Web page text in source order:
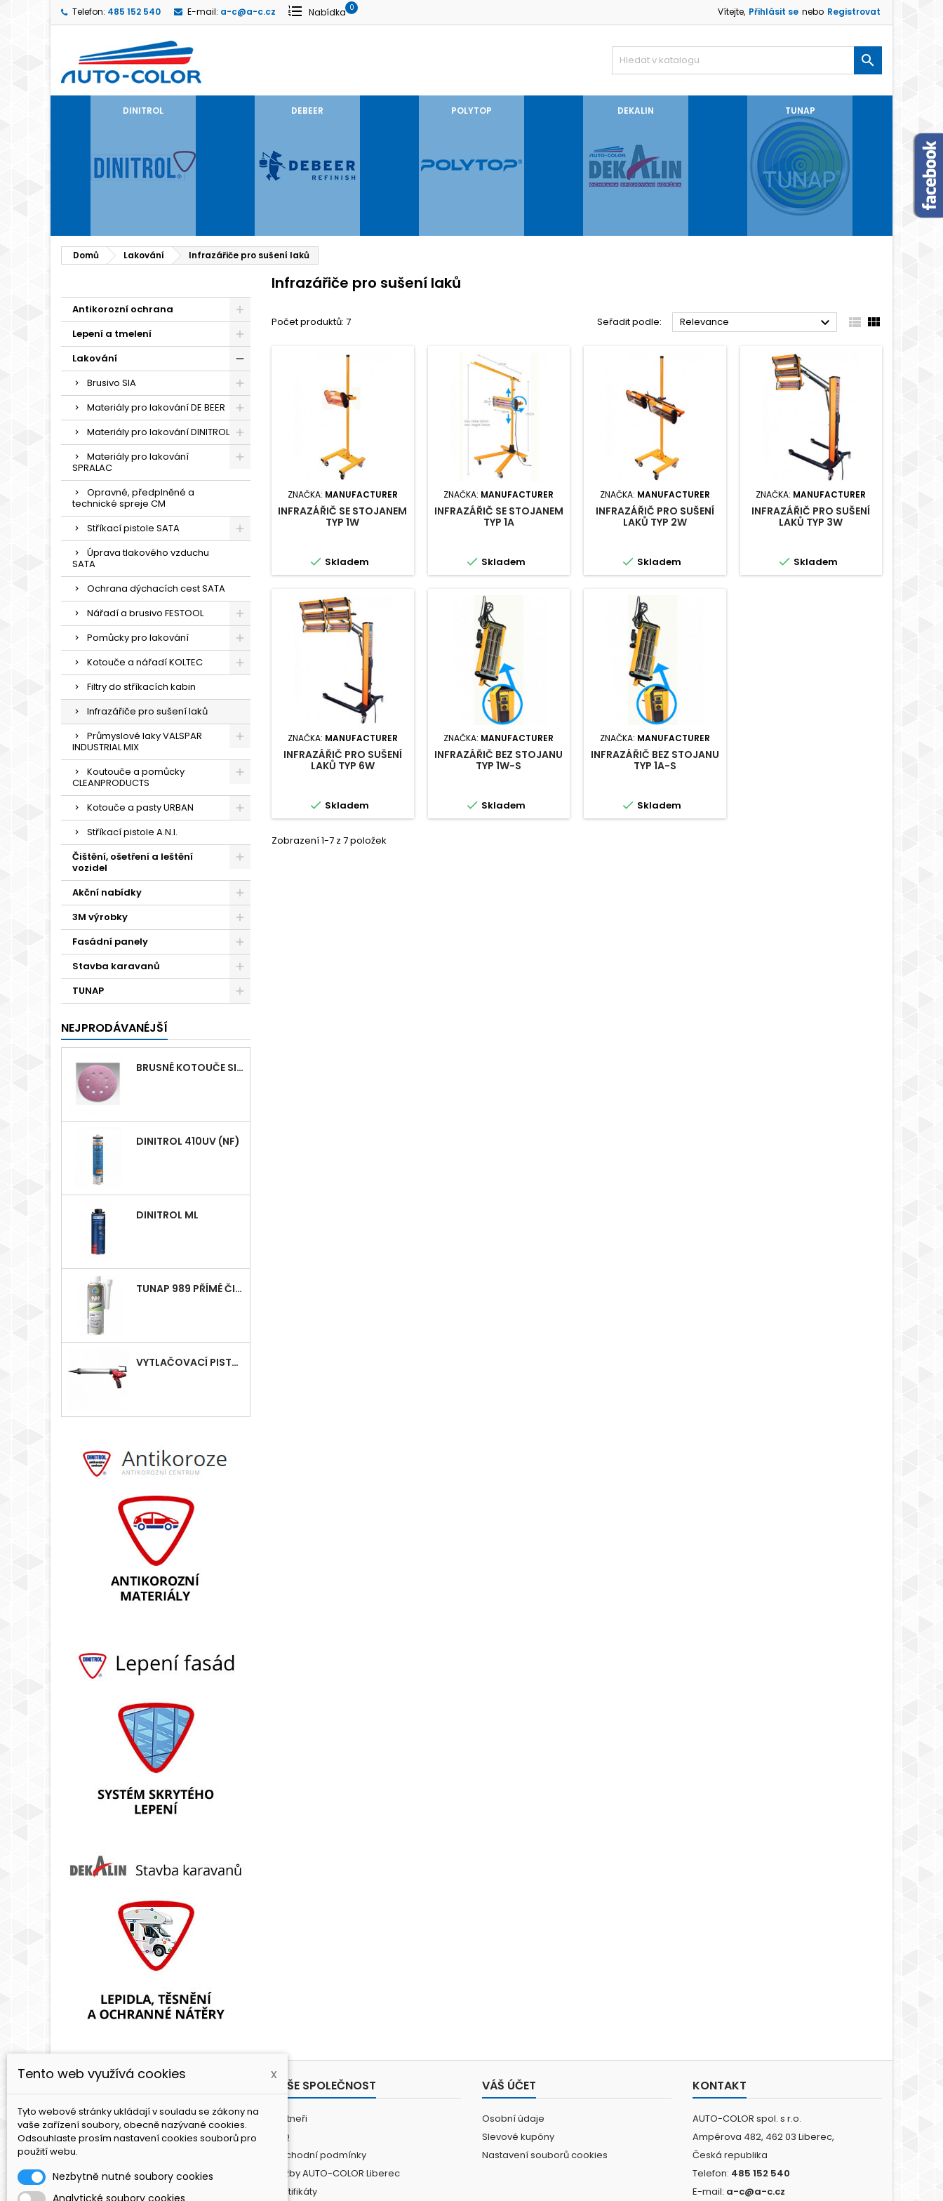
Telefon: 485 152 540 E-mail: a-c@a-c.cz Vítejte, Přihlásit se nebo Registrovat
Nabídka 0

DINITROL DEBEER POLYTOP DEKALIN TUNAP
Domů Lakování Infrazářiče pro sušení laků
Antikorozní ochrana
Lepení a tmelení
Lakování
Brusivo SIA
Materiály pro lakování DE BEER
Materiály pro lakování DINITROL
Materiály pro lakování
SPRALAC
Opravné, předplněné a
technické spreje CM
Stříkací pistole SATA
Úprava tlakového vzduchu
SATA
Ochrana dýchacích cest SATA
Nářadí a brusivo FESTOOL
Pomůcky pro lakování
Kotouče a nářadí KOLTEC
Filtry do stříkacích kabin
Infrazářiče pro sušení laků
Průmyslové laky VALSPAR
INDUSTRIAL MIX
Koutouče a pomůcky
CLEANPRODUCTS
Kotouče a pasty URBAN
Stříkací pistole A.N.I.
Čištění, ošetření a leštění
vozidel
Akční nabídky
3M výrobky
Fasádní panely
Stavba karavanů
TUNAP
NEJPRODÁVANÉJŠÍ
BRUSNÉ KOTOUČE SIASPEED D125MM S 8 OTVORY
DINITROL 410UV (NF)
DINITROL ML
TUNAP 989 PŘÍMÉ ČIŠTĚNÍ VSTŘIKOVÁNÍ - DIESEL
VYTLAČOVACÍ PISTOLE MILWAUKEE M12, AKU
Infrazářiče pro sušení laků
Počet produktů: 7 Seřadit podle: Relevance   
ZNAČKA: MANUFACTURER
INFRAZÁŘIČ SE STOJANEM
TYP 1W
 Skladem
ZNAČKA: MANUFACTURER
INFRAZÁŘIČ SE STOJANEM
TYP 1A
 Skladem
ZNAČKA: MANUFACTURER
INFRAZÁŘIČ PRO SUŠENÍ
LAKŮ TYP 2W
 Skladem
ZNAČKA: MANUFACTURER
INFRAZÁŘIČ PRO SUŠENÍ
LAKŮ TYP 3W
 Skladem
ZNAČKA: MANUFACTURER
INFRAZÁŘIČ PRO SUŠENÍ
LAKŮ TYP 6W
 Skladem
ZNAČKA: MANUFACTURER
INFRAZÁŘIČ BEZ STOJANU
TYP 1W-S
 Skladem
ZNAČKA: MANUFACTURER
INFRAZÁŘIČ BEZ STOJANU
TYP 1A-S
 Skladem
Zobrazení 1-7 z 7 položek
PRODUKTY
Antikoroze
Lepení a tmelení
Lakování
Leštění / Čištění
Fasádní panely
NAŠE SPOLEČNOST
Partneři
FAQ
Obchodní podmínky
Služby AUTO-COLOR Liberec
Certifikáty
VÁŠ ÚČET
Osobní údaje
Slevové kupóny
Nastavení souborů cookies
KONTAKT
AUTO-COLOR spol. s r.o.
Ampérova 482, 462 03 Liberec,
Česká republika
Telefon: 485 152 540
E-mail: a-c@a-c.cz
Tento web využívá cookies x
Tyto webové stránky ukládají v souladu se zákony na
vaše zařízení soubory, obecně nazývané cookies.
Odsouhlaste prosím nastavení cookies souborů pro
použití webu.
Nezbytně nutné soubory cookies
Analytické soubory cookies